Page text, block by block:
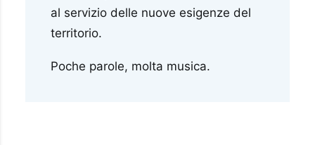
al servizio delle nuove esigenze del
territorio.
Poche parole, molta musica.